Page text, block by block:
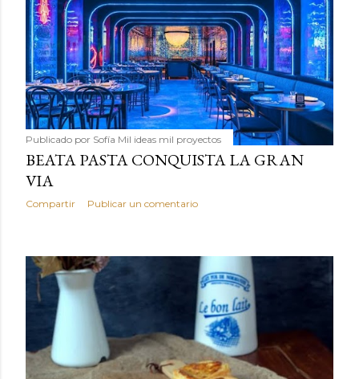
Publicado por Sofía Mil ideas mil proyectos
BEATA PASTA CONQUISTA LA GRAN
VIA
Compartir Publicar un comentario